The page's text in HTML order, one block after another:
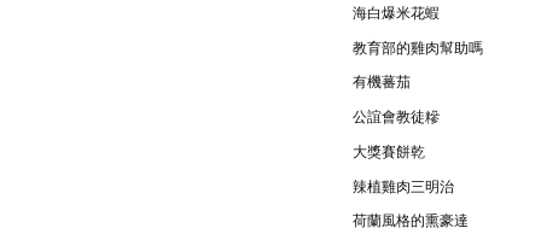
海白爆米花蝦
教育部的雞肉幫助嗎
有機蕃茄
公誼會教徒糝
大獎賽餅乾
辣植雞肉三明治
荷蘭風格的熏豪達